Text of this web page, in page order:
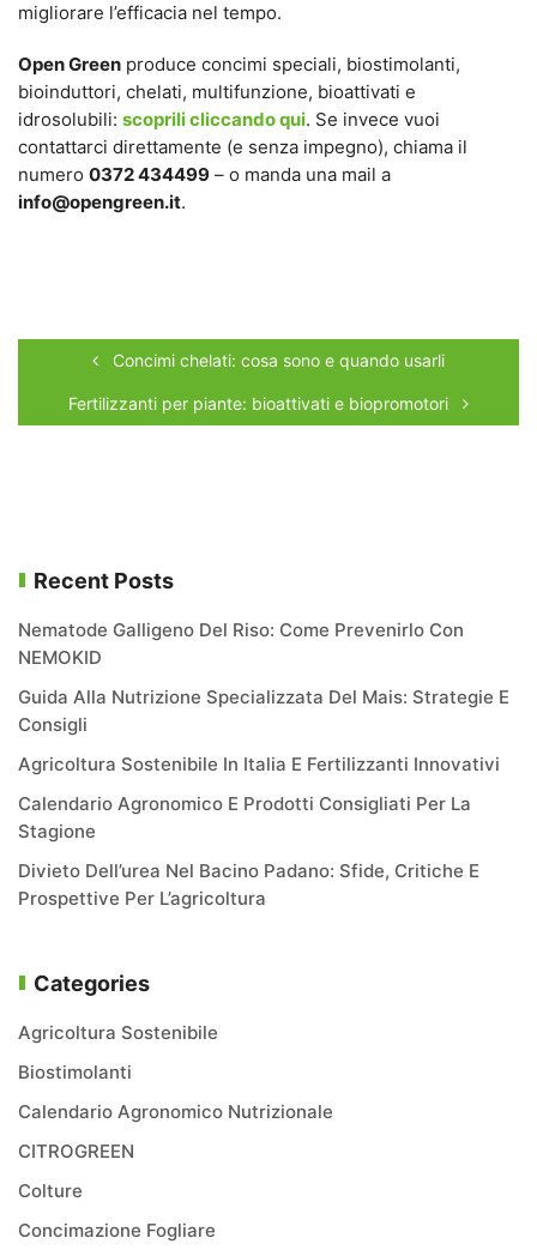
migliorare l’efficacia nel tempo.
Open Green produce concimi speciali, biostimolanti,
bioinduttori, chelati, multifunzione, bioattivati e
idrosolubili: scoprili cliccando qui. Se invece vuoi
contattarci direttamente (e senza impegno), chiama il
numero 0372 434499 – o manda una mail a
info@opengreen.it.
Concimi chelati: cosa sono e quando usarli
Fertilizzanti per piante: bioattivati e biopromotori
Recent Posts
Nematode Galligeno Del Riso: Come Prevenirlo Con
NEMOKID
Guida Alla Nutrizione Specializzata Del Mais: Strategie E
Consigli
Agricoltura Sostenibile In Italia E Fertilizzanti Innovativi
Calendario Agronomico E Prodotti Consigliati Per La
Stagione
Divieto Dell’urea Nel Bacino Padano: Sfide, Critiche E
Prospettive Per L’agricoltura
Categories
Agricoltura Sostenibile
Biostimolanti
Calendario Agronomico Nutrizionale
CITROGREEN
Colture
Concimazione Fogliare